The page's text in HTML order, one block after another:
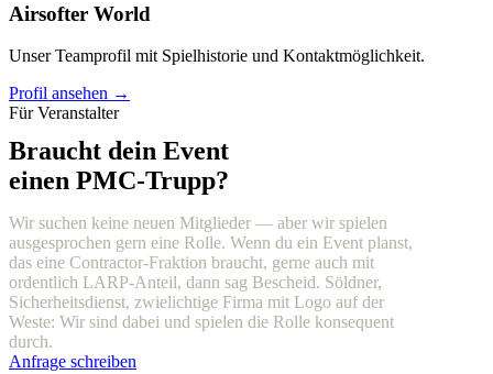
Airsofter World
Unser Teamprofil mit Spielhistorie und Kontaktmöglichkeit.
Profil ansehen →
Für Veranstalter
Braucht dein Event
einen PMC-Trupp?
Wir suchen keine neuen Mitglieder — aber wir spielen
ausgesprochen gern eine Rolle. Wenn du ein Event planst,
das eine Contractor-Fraktion braucht, gerne auch mit
ordentlich LARP-Anteil, dann sag Bescheid. Söldner,
Sicherheitsdienst, zwielichtige Firma mit Logo auf der
Weste: Wir sind dabei und spielen die Rolle konsequent
durch.
Anfrage schreiben